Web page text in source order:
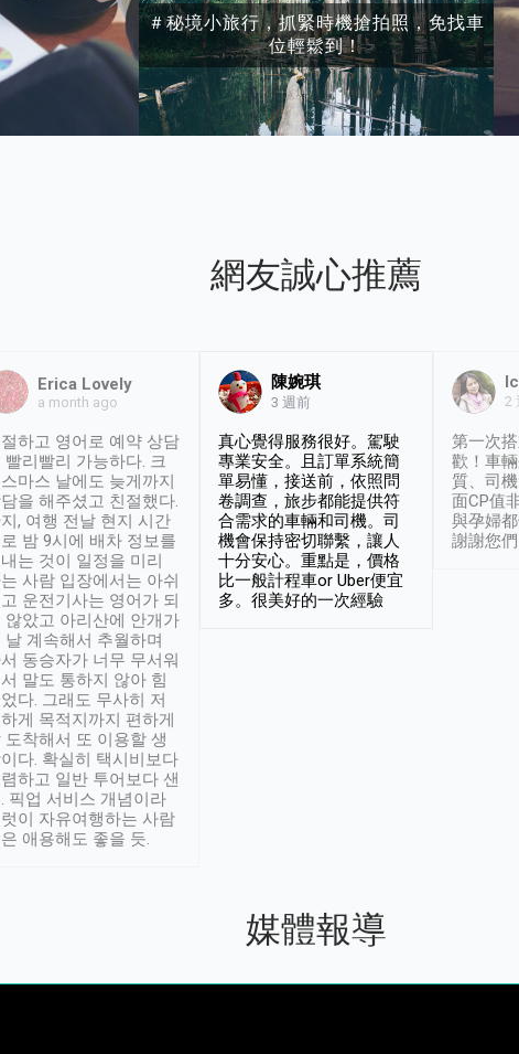
＃秘境小旅行，抓緊時機搶拍照，免找車
位輕鬆到！
網友誠心推薦
Erica Lovely
a month ago
하고 영어로 예약 상담
빨리빨리 가능하다. 크
마스 날에도 늦게까지
을 해주셨고 친절했다.
, 여행 전날 현지 시간
밤 9시에 배차 정보를
는 것이 일정을 미리
사람 입장에서는 아쉬
운전기사는 영어가 되
않았고 아리산에 안개가
날 계속해서 추월하며
동승자가 너무 무서워
말도 통하지 않아 힘
다. 그래도 무사히 저
게 목적지까지 편하게
도착해서 또 이용할 생
다. 확실히 택시비보다
하고 일반 투어보다 샌
픽업 서비스 개념이라
이 자유여행하는 사람
애용해도 좋을 듯.
陳婉琪
3 週前
真心覺得服務很好。駕駛
專業安全。且訂單系統簡
單易懂，接送前，依照問
卷調查，旅步都能提供符
合需求的車輛和司機。司
機會保持密切聯繫，讓人
十分安心。重點是，價格
比一般計程車or Uber便宜
多。很美好的一次經驗
2
第一次
歡！車
質、司
面CP值
與孕婦
謝謝您們
媒體報導